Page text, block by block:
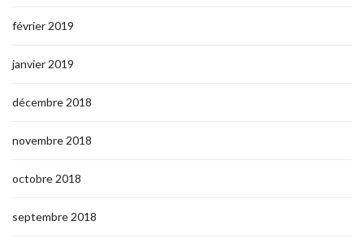
février 2019
janvier 2019
décembre 2018
novembre 2018
octobre 2018
septembre 2018